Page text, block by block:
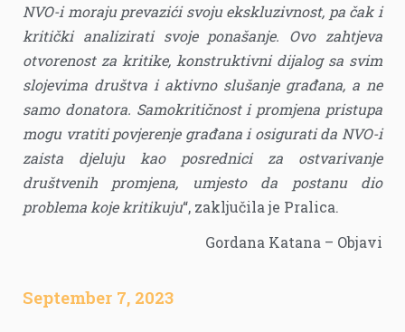
NVO-i moraju prevazići svoju ekskluzivnost, pa čak i
kritički analizirati svoje ponašanje. Ovo zahtjeva
otvorenost za kritike, konstruktivni dijalog sa svim
slojevima društva i aktivno slušanje građana, a ne
samo donatora. Samokritičnost i promjena pristupa
mogu vratiti povjerenje građana i osigurati da NVO-i
zaista djeluju kao posrednici za ostvarivanje
društvenih promjena, umjesto da postanu dio
problema koje kritikuju“, zaključila je Pralica.
Gordana Katana – Objavi
September 7, 2023